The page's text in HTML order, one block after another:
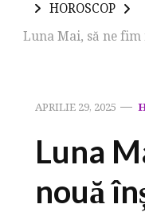
HOROSCOP
Luna Mai, să ne
APRILIE 29, 2025
Luna
nouă